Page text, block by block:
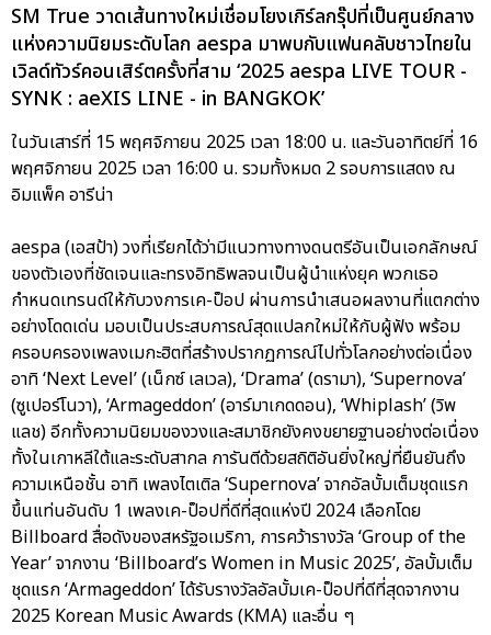
SM True วาดเส้นทางใหม่เชื่อมโยงเกิร์ลกรุ๊ปที่เป็นศูนย์กลาง
แห่งความนิยมระดับโลก aespa มาพบกับแฟนคลับชาวไทยใน
เวิลด์ทัวร์คอนเสิร์ตครั้งที่สาม ‘2025 aespa LIVE TOUR -
SYNK : aeXIS LINE - in BANGKOK’
ในวันเสาร์ที่ 15 พฤศจิกายน 2025 เวลา 18:00 น. และวันอาทิตย์ที่ 16
พฤศจิกายน 2025 เวลา 16:00 น. รวมทั้งหมด 2 รอบการแสดง ณ
อิมแพ็ค อารีน่า
aespa (เอสป้า) วงที่เรียกได้ว่ามีแนวทางทางดนตรีอันเป็นเอกลักษณ์
ของตัวเองที่ชัดเจนและทรงอิทธิพลจนเป็นผู้นำแห่งยุค พวกเธอ
กำหนดเทรนด์ให้กับวงการเค-ป็อป ผ่านการนำเสนอผลงานที่แตกต่าง
อย่างโดดเด่น มอบเป็นประสบการณ์สุดแปลกใหม่ให้กับผู้ฟัง พร้อม
ครอบครองเพลงเมกะฮิตที่สร้างปรากฏการณ์ไปทั่วโลกอย่างต่อเนื่อง
อาทิ ‘Next Level’ (เน็กซ์ เลเวล), ‘Drama’ (ดรามา), ‘Supernova’
(ซูเปอร์โนวา), ‘Armageddon’ (อาร์มาเกดดอน), ‘Whiplash’ (วิพ
แลช) อีกทั้งความนิยมของวงและสมาชิกยังคงขยายฐานอย่างต่อเนื่อง
ทั้งในเกาหลีใต้และระดับสากล การันตีด้วยสถิติอันยิ่งใหญ่ที่ยืนยันถึง
ความเหนือชั้น อาทิ เพลงไตเติล ‘Supernova’ จากอัลบั้มเต็มชุดแรก
ขึ้นแท่นอันดับ 1 เพลงเค-ป็อปที่ดีที่สุดแห่งปี 2024 เลือกโดย
Billboard สื่อดังของสหรัฐอเมริกา, การคว้ารางวัล ‘Group of the
Year’ จากงาน ‘Billboard’s Women in Music 2025’, อัลบั้มเต็ม
ชุดแรก ‘Armageddon’ ได้รับรางวัลอัลบั้มเค-ป็อปที่ดีที่สุดจากงาน
2025 Korean Music Awards (KMA) และอื่น ๆ